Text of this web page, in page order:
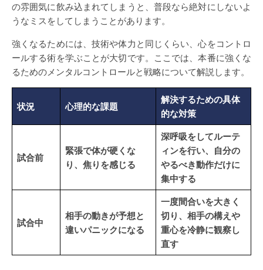
の雰囲気に飲み込まれてしまうと、普段なら絶対にしないよ
うなミスをしてしまうことがあります。
強くなるためには、技術や体力と同じくらい、心をコントロ
ールする術を学ぶことが大切です。ここでは、本番に強くな
るためのメンタルコントロールと戦略について解説します。
状況 心理的な課題
解決するための具体
的な対策
試合前
緊張で体が硬くな
り、焦りを感じる
深呼吸をしてルーテ
ィンを行い、自分の
やるべき動作だけに
集中する
試合中
相手の動きが予想と
違いパニックになる
一度間合いを大きく
切り、相手の構えや
重心を冷静に観察し
直す